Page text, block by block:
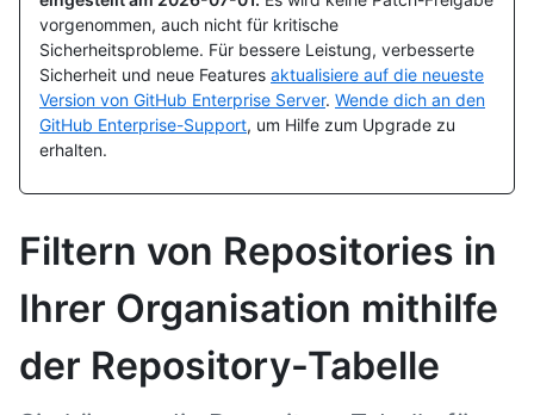
vorgenommen, auch nicht für kritische
Sicherheitsprobleme. Für bessere Leistung, verbesserte
Sicherheit und neue Features aktualisiere auf die neueste
Version von GitHub Enterprise Server. Wende dich an den
GitHub Enterprise-Support, um Hilfe zum Upgrade zu
erhalten.
Filtern von Repositories in
Ihrer Organisation mithilfe
der Repository-Tabelle